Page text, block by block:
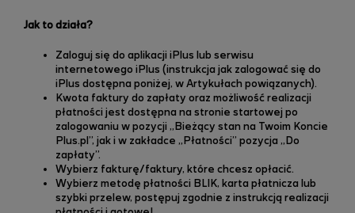
Jak to działa?
Zaloguj się do aplikacji iPlus lub serwisu
internetowego iPlus (instrukcja jak zalogować się do
iPlus dostępna poniżej, w Artykułach powiązanych).
Kwota faktury do zapłaty oraz możliwość realizacji
płatności jest dostępna na stronie startowej po
zalogowaniu w pozycji „Bieżący stan na Twoim Koncie
Plus.pl”, jak i w zakładce „Płatności” pozycja „Do
zapłaty”.
Wybierz fakturę/faktury, które chcesz opłacić.
Wybierz metodę płatności BLIK, karta płatnicza lub
szybki przelew, postępuj zgodnie z instrukcją realizacji